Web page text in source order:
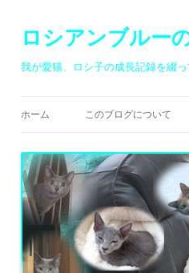
ロシアンブルー
我が愛猫、ロシ子の成長記録を綴っ
ホーム このブログについて